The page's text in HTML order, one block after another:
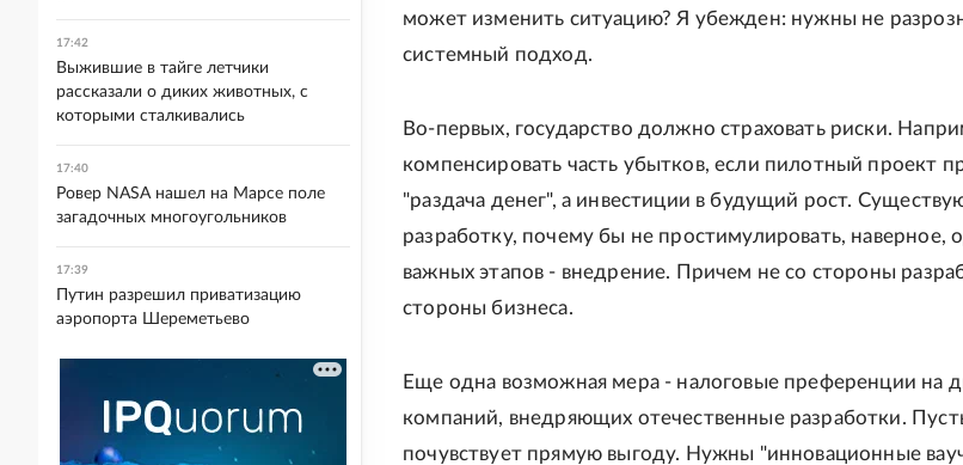
может изменить ситуацию? Я убежден: нужны не
системный подход.
Во-первых, государство должно страховать риски.
компенсировать часть убытков, если пилотный проект
"раздача денег", а инвестиции в будущий рост.
разработку, почему бы не простимулировать, наверное,
важных этапов - внедрение. Причем не со стороны
стороны бизнеса.
Еще одна возможная мера - налоговые преференции на
компаний, внедряющих отечественные разработки.
почувствует прямую выгоду. Нужны "инновационные
17:42
Выжившие в тайге летчики
рассказали о диких животных, с
которыми сталкивались
17:40
Ровер NASA нашел на Марсе поле
загадочных многоугольников
17:39
Путин разрешил приватизацию
аэропорта Шереметьево